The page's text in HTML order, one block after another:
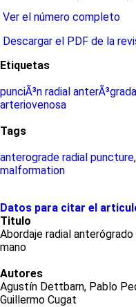
Ver el número completo
Descargar el PDF de la
Etiquetas
punciÃ³n radial anterÃ³grada
arteriovenosa
Tags
anterograde radial puncture,
malformation
Datos para citar el
Titulo
Abordaje radial
mano
Autores
Agustín Dettbarn, Pablo
Guillermo Cugat